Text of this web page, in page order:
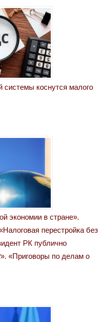
системы коснутся малого
экономии в стране».
перестройка без
РК публично
«Приговоры по делам о